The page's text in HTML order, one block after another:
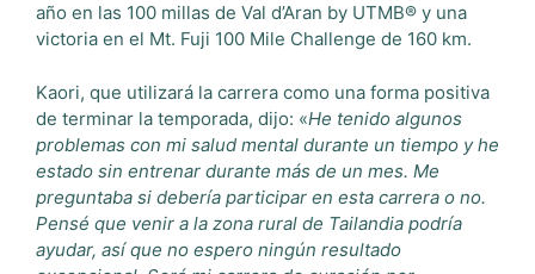
año en las 100 millas de Val d’Aran by UTMB® y una
victoria en el Mt. Fuji 100 Mile Challenge de 160 km.
Kaori, que utilizará la carrera como una forma positiva
de terminar la temporada, dijo: «He tenido algunos
problemas con mi salud mental durante un tiempo y he
estado sin entrenar durante más de un mes. Me
preguntaba si debería participar en esta carrera o no.
Pensé que venir a la zona rural de Tailandia podría
ayudar, así que no espero ningún resultado